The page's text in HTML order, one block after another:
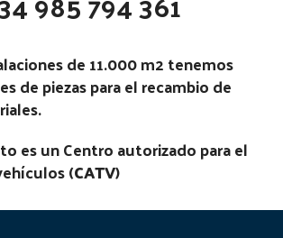
de 11.000 m2 tenemos
de piezas para el recambio de
es un Centro autorizado para el
(CATV)